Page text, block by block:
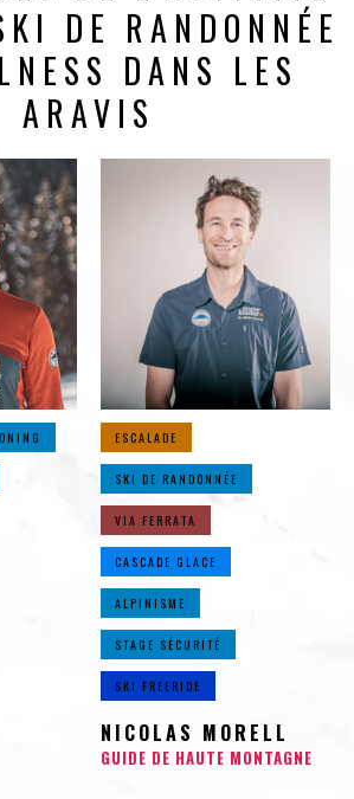
DE RANDONNÉE
DANS LES
ARAVIS
ESCALADE
SKI DE RANDONNÉE
VIA FERRATA
CASCADE GLACE
ALPINISME
STAGE SÉCURITÉ
SKI FREERIDE
NICOLAS MORELL
GUIDE DE HAUTE MONTAGNE